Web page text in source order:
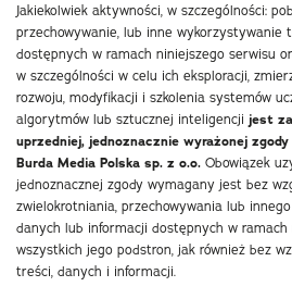
Jakiekolwiek aktywności, w szczególności:
przechowywanie, lub inne wykorzystywanie
dostępnych w ramach niniejszego serwisu
w szczególności w celu ich eksploracji,
rozwoju, modyfikacji i szkolenia systemów
algorytmów lub sztucznej inteligencji jest
uprzedniej, jednoznacznie wyrażonej
Burda Media Polska sp. z o.o. Obowiązek
jednoznacznej zgody wymagany jest bez
zwielokrotniania, przechowywania lub
danych lub informacji dostępnych w
wszystkich jego podstron, jak również bez
treści, danych i informacji.